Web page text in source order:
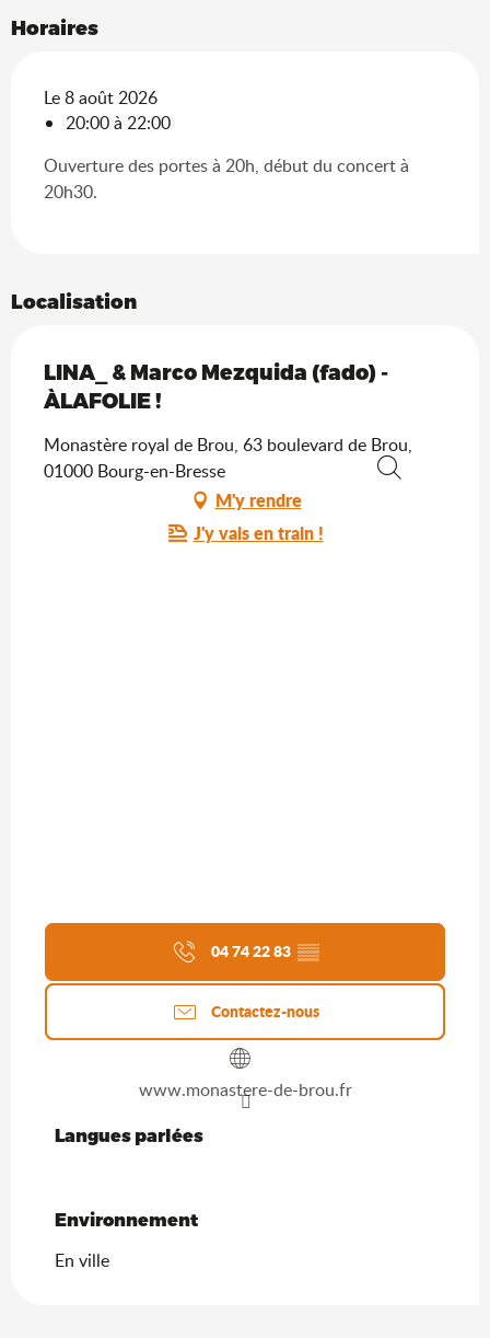
Horaires
Le 8 août 2026
20:00 à 22:00
Ouverture des portes à 20h, début du concert à
20h30.
Localisation
LINA_ & Marco Mezquida (fado) -
ÀLAFOLIE !
Monastère royal de Brou, 63 boulevard de Brou,
01000 Bourg-en-Bresse
M'y rendre
J'y vais en train !
04 74 22 83 ▒▒
Contactez-nous
www.monastere-de-brou.fr
Langues parlées
Langues parlées
Environnement
Environnement
En ville